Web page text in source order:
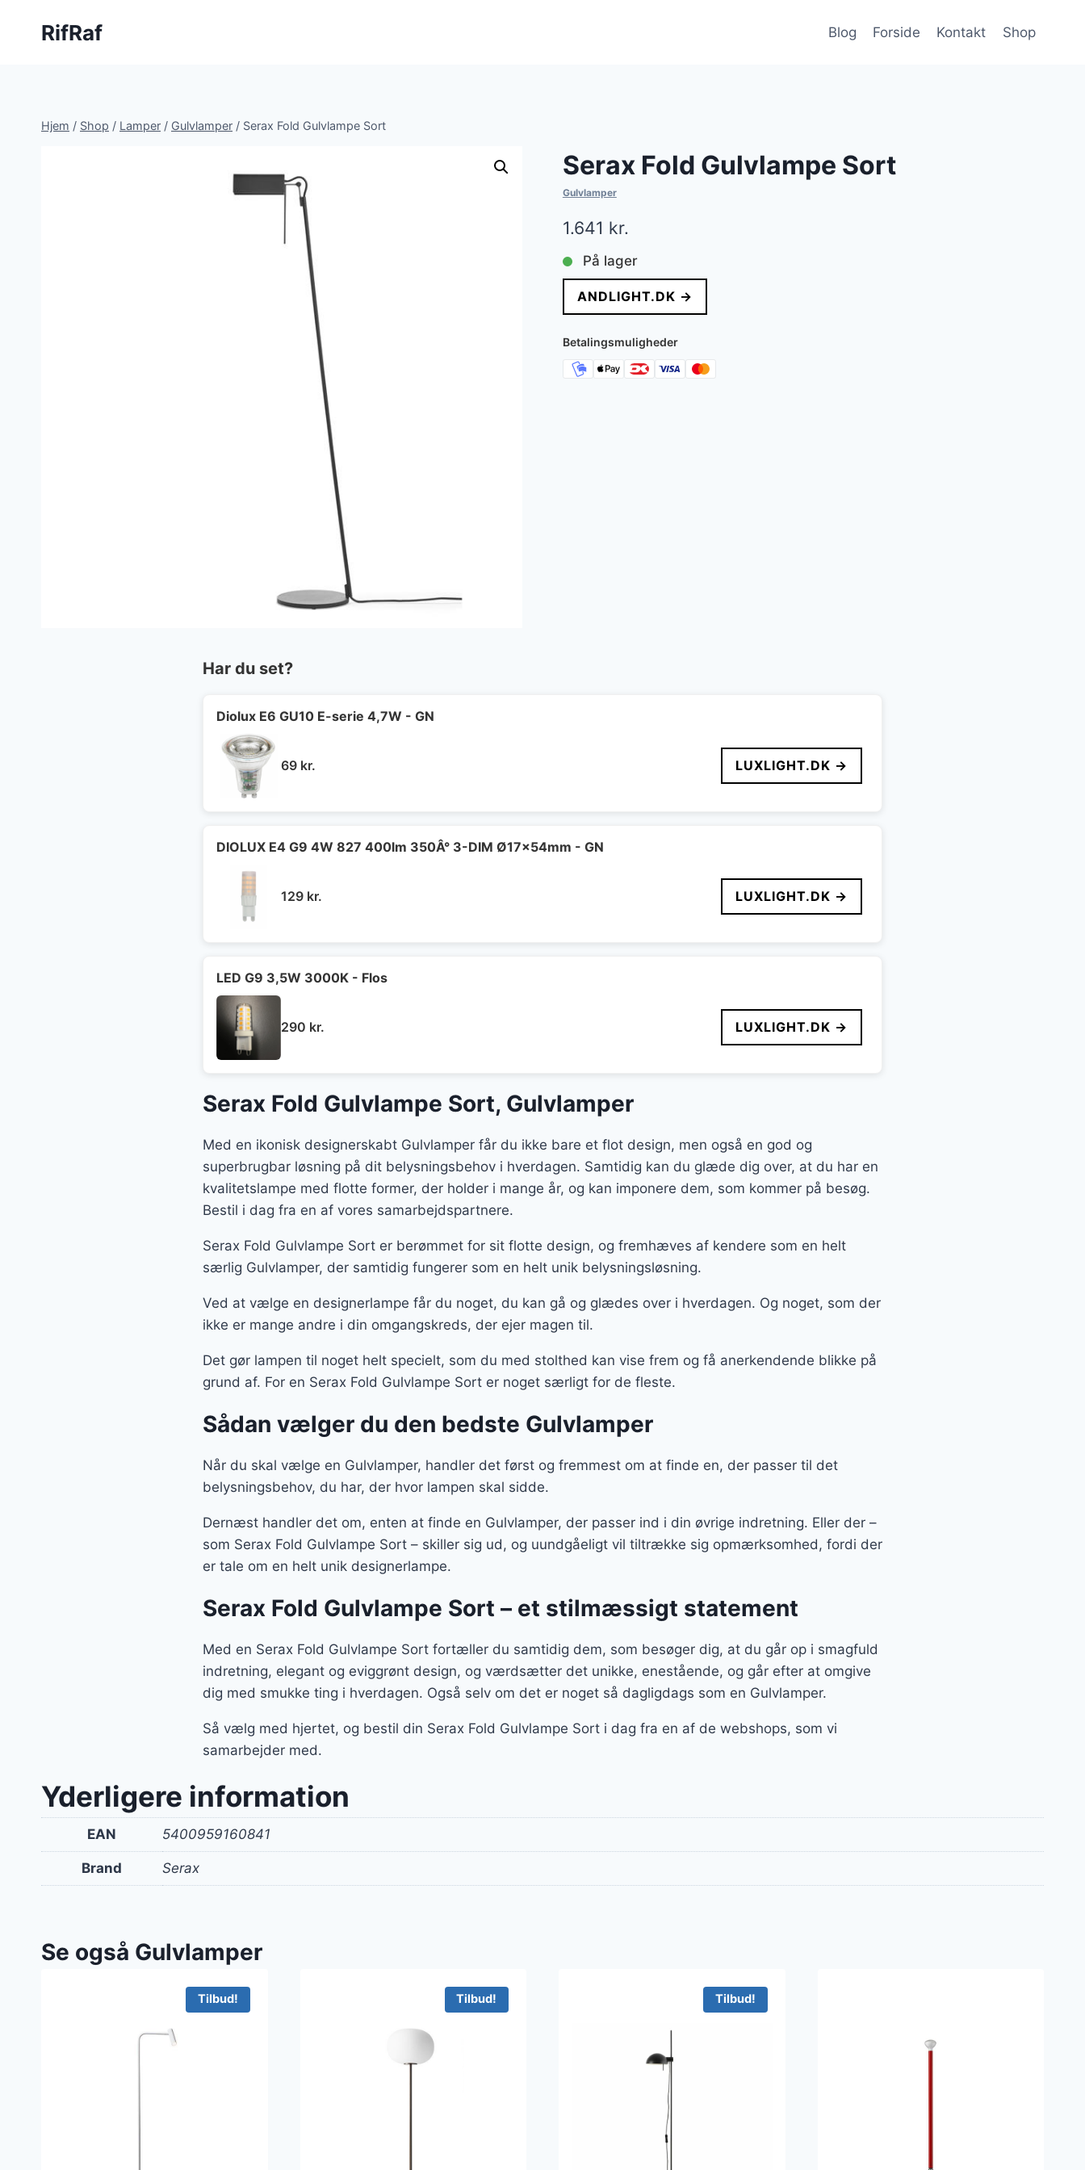
RifRaf Blog Forside Kontakt Shop
Hjem / Shop / Lamper / Gulvlamper / Serax Fold Gulvlampe Sort
Serax Fold Gulvlampe Sort
Gulvlamper
1.641 kr.
På lager
ANDLIGHT.DK →
Betalingsmuligheder
Har du set?
Diolux E6 GU10 E-serie 4,7W - GN
69 kr. LUXLIGHT.DK →
DIOLUX E4 G9 4W 827 400lm 350Â° 3-DIM Ø17x54mm - GN
129 kr. LUXLIGHT.DK →
LED G9 3,5W 3000K - Flos
290 kr. LUXLIGHT.DK →
Serax Fold Gulvlampe Sort, Gulvlamper
Med en ikonisk designerskabt Gulvlamper får du ikke bare et flot design, men også en god og
superbrugbar løsning på dit belysningsbehov i hverdagen. Samtidig kan du glæde dig over, at du har en
kvalitetslampe med flotte former, der holder i mange år, og kan imponere dem, som kommer på besøg.
Bestil i dag fra en af vores samarbejdspartnere.
Serax Fold Gulvlampe Sort er berømmet for sit flotte design, og fremhæves af kendere som en helt
særlig Gulvlamper, der samtidig fungerer som en helt unik belysningsløsning.
Ved at vælge en designerlampe får du noget, du kan gå og glædes over i hverdagen. Og noget, som der
ikke er mange andre i din omgangskreds, der ejer magen til.
Det gør lampen til noget helt specielt, som du med stolthed kan vise frem og få anerkendende blikke på
grund af. For en Serax Fold Gulvlampe Sort er noget særligt for de fleste.
Sådan vælger du den bedste Gulvlamper
Når du skal vælge en Gulvlamper, handler det først og fremmest om at finde en, der passer til det
belysningsbehov, du har, der hvor lampen skal sidde.
Dernæst handler det om, enten at finde en Gulvlamper, der passer ind i din øvrige indretning. Eller der –
som Serax Fold Gulvlampe Sort – skiller sig ud, og uundgåeligt vil tiltrække sig opmærksomhed, fordi der
er tale om en helt unik designerlampe.
Serax Fold Gulvlampe Sort – et stilmæssigt statement
Med en Serax Fold Gulvlampe Sort fortæller du samtidig dem, som besøger dig, at du går op i smagfuld
indretning, elegant og eviggrønt design, og værdsætter det unikke, enestående, og går efter at omgive
dig med smukke ting i hverdagen. Også selv om det er noget så dagligdags som en Gulvlamper.
Så vælg med hjertet, og bestil din Serax Fold Gulvlampe Sort i dag fra en af de webshops, som vi
samarbejder med.
Yderligere information
EAN 5400959160841
Brand Serax
Se også Gulvlamper
Tilbud! Tilbud! Tilbud!